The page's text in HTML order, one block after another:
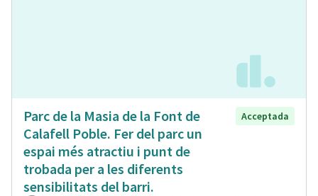
Parc de la Masia de la Font de
Calafell Poble. Fer del parc un
espai més atractiu i punt de
trobada per a les diferents
sensibilitats del barri.
Acceptada